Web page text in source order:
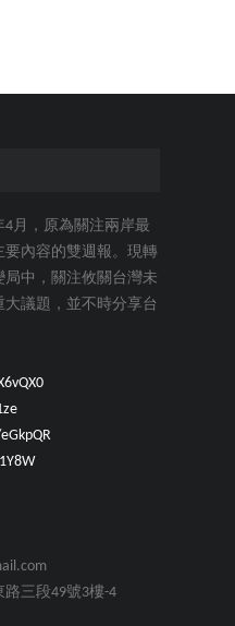
4月，原為關注兩岸最
內容的雙週報。現轉
中，關注攸關台灣未
議題，並不時分享台
三段49號3樓-4